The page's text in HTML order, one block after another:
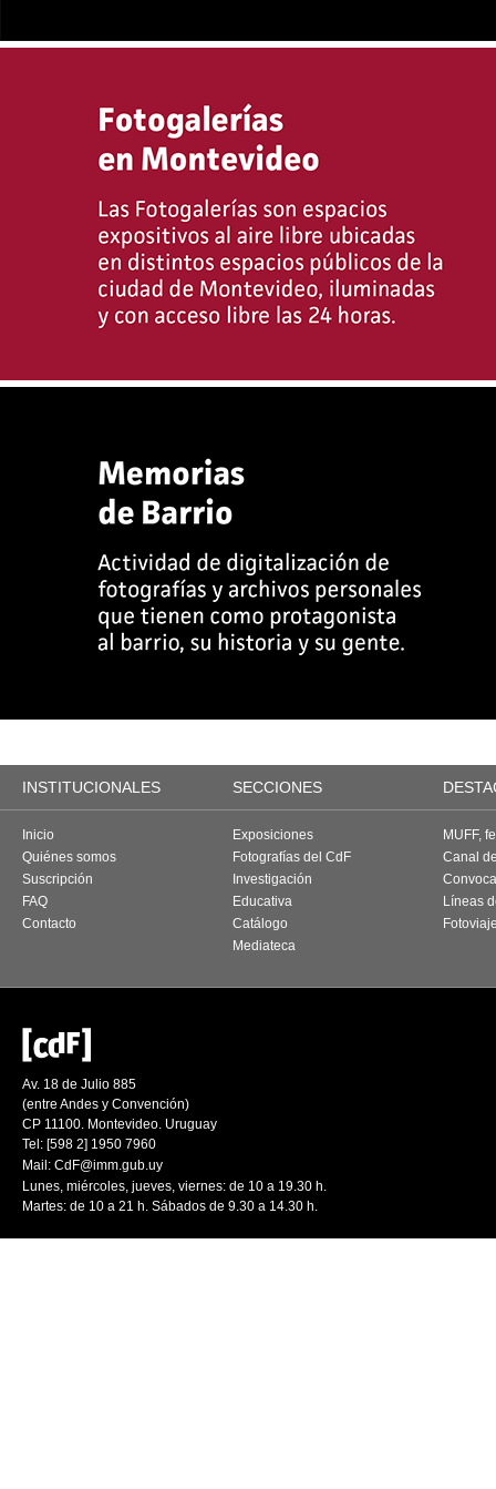
INSTITUCIONALES SECCIONES
Inicio
Quiénes somos
Suscripción
FAQ
Contacto
Exposiciones
Fotografías del CdF
Investigación
Educativa
Catálogo
Mediateca
MUFF,
Canal
Líneas
Av. 18 de Julio 885
(entre Andes y Convención)
CP 11100. Montevideo. Uruguay
Tel: [598 2] 1950 7960
Mail: CdF@imm.gub.uy
Lunes, miércoles, jueves, viernes: de 10 a 19.30 h.
Martes: de 10 a 21 h. Sábados de 9.30 a 14.30 h.